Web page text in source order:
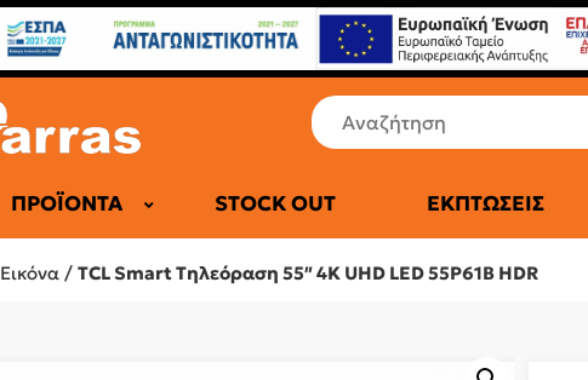
ΠΡΟΪΌΝΤΑ
ΕΠΑΓΓΕΛΜΑΤΙΚΆ ΨΥΓΕΊΑ
STOCK OUT ΕΚΠΤΏΣΕΙΣ
Εικόνα / TCL Smart Τηλεόραση 55″ 4K UHD LED 55P61B HDR